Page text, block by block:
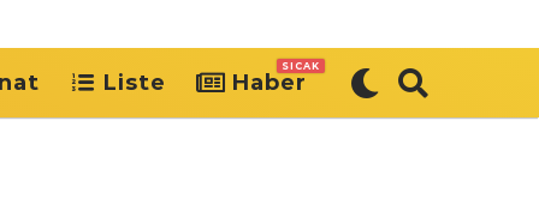
Liste Haber
SICAK